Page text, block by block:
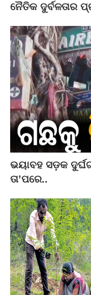
ନୈତିକ ଦୁର୍ବଳତାର
ଭୟାବହ ସଡ଼କ
ତା’ପରେ..